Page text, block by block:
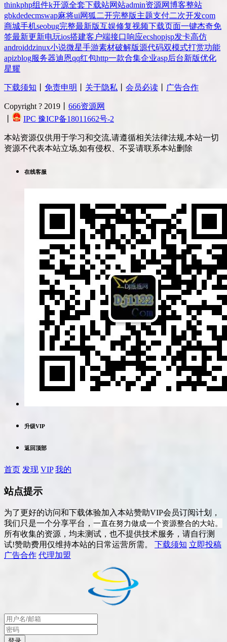
thinkphp组件k开源全套下载站网站admin资源网博客整站
gbkdedecmswap麻将ui网狐 二开完整版主题支付二次开发com
商城手机seobug完整最新版互娱修复视频下载页面一键杰奇免
签最新更新电玩ios搭建客户端接口响应ecshopjsp发卡高仿
androiddzinux小说微星手游素材破解版源代码双模式打赏功能
apizblog服务器迪恩qq红包http一款合集企业asp后台新版优化
星耀
下载须知 免责申明 关于隐私 会员必读 广告合作
Copyright ? 2019丨 666资源网
IPC 豫ICP备18011662号-2
本站资源仅供用于学习和交流,请遵循相关法律法规,本站一切
资源不代表本站立场,如有侵权、不妥请联系本站删除
在线客服
升级VIP
返回顶部
首页 发现 VIP 我的
站点提示
为了更好的访问和下载体验加入本站赞助VIP会员订阅计划，
我们只是一个分享平台， 一直在努力做成一个资源整合的大站。
所有收集的资源，均未测试，也不提供技术服务，请自行测
试!赞助费用仅维持本站的日常运营所需。 下载须知 立即投稿
广告合作 代理加盟